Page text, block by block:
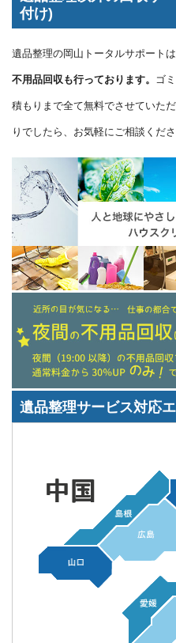
付け)
遺品整理の岡山トータルサポートは
不用品回収も行っております。 ゴ
積もりまで全て無料でさせていた
りでしたら、お気軽にご相談くださ
遺品整理サービス対応